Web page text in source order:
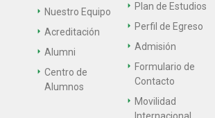
Nuestro Equipo
Acreditación
Alumni
Centro de
Alumnos
Plan de Estudios
Perfil de Egreso
Admisión
Formulario de
Contacto
Movilidad